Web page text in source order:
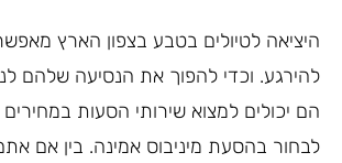
היציאה לטיולים בטבע בצפון הארץ
להירגע. וכדי להפוך את הנסיעה שלהם
הם יכולים למצוא שירותי הסעות במחירים
לבחור בהסעת מיניבוס אמינה. בין אם אתם